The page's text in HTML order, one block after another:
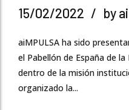
15/02/2022 by
aiMPULSA ha sido
el Pabellón de España de
dentro de la misión
organizado la...